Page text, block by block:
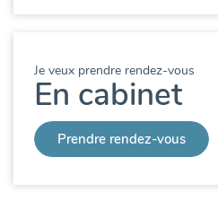
Je veux prendre rendez-vous
En cabinet
Prendre rendez-vous